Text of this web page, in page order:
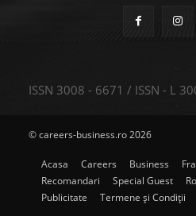
ISSN 3008 - 6671 / ISSN - L
© careers-business.ro 2026
Acasa Careers Business
Recomandari
Special Guest
Publicitate
Termene și Condiții